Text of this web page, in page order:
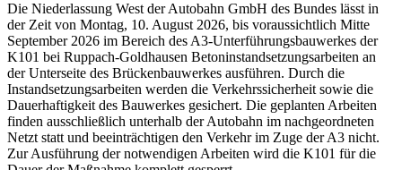
Die Niederlassung West der Autobahn GmbH des Bundes lässt in
der Zeit von Montag, 10. August 2026, bis voraussichtlich Mitte
September 2026 im Bereich des A3-Unterführungsbauwerkes der
K101 bei Ruppach-Goldhausen Betoninstandsetzungsarbeiten an
der Unterseite des Brückenbauwerkes ausführen. Durch die
Instandsetzungsarbeiten werden die Verkehrssicherheit sowie die
Dauerhaftigkeit des Bauwerkes gesichert. Die geplanten Arbeiten
finden ausschließlich unterhalb der Autobahn im nachgeordneten
Netzt statt und beeinträchtigen den Verkehr im Zuge der A3 nicht.
Zur Ausführung der notwendigen Arbeiten wird die K101 für die